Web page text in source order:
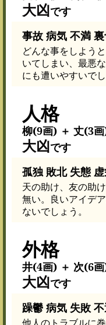
大凶です
事故 病気 不満
どんな事をしよう
いてしまい、最悪
にも遭いやすいでし
人格
柳(9画) ＋ 丈(3
大凶です
孤独 敗北 失態
天の助け、友の助
無い。良いアイデ
ないでしょう。
外格
井(4画) ＋ 次(6
大凶です
躁鬱 病気 失敗